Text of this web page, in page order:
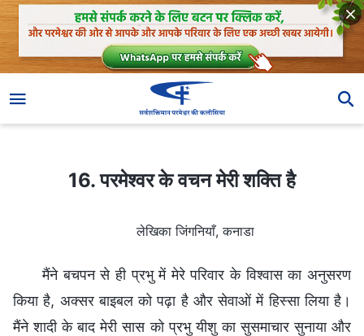
16. परमेश्वर के वचन मेरी शक्ति है
लेखिका जिंगनियाँ, कनाडा
मैंने बचपन से ही प्रभु में मेरे परिवार के विश्वास का अनुसरण
किया है, अक्सर बाइबल को पढ़ा है और सेवाओं में हिस्सा लिया है।
मैंने शादी के बाद मेरी सास को प्रभु यीशु का सुसमाचार सुनाया और